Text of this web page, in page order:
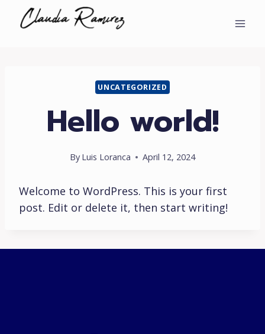
UNCATEGORIZED
Hello world!
By Luis Loranca April 12, 2024
Welcome to WordPress. This is your first
post. Edit or delete it, then start writing!